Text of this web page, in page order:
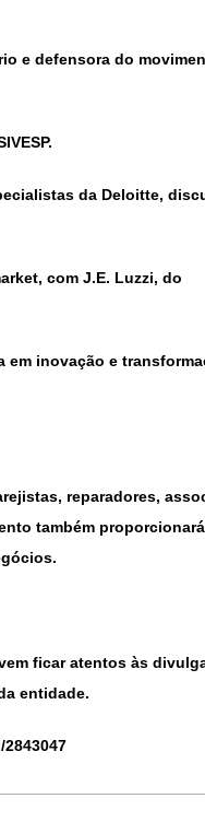
e defensora do
da Deloitte,
com J.E. Luzzi, do
em inovação e
reparadores,
também
ficar atentos às
entidade.